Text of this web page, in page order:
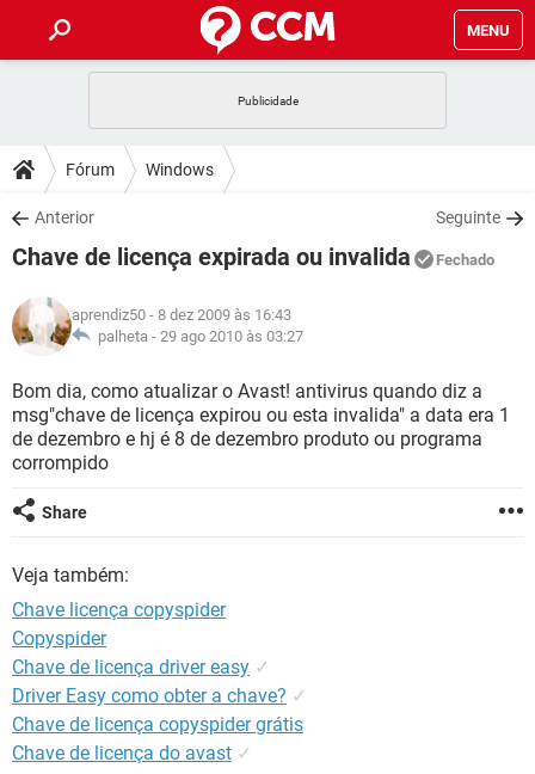
MENU
CELULAR
OUTLOOK
INSTAGRAM GMAIL
GUIA DE COMPRAS
DICAS
JOGOS
INSTAGRAM GMAIL
DOWNLOADS
JOGOS WHATSAPP
CELULAR
OUTLOOK EXCEL
INSTAGRAM GMAIL
GUIA DE COMPRAS
JOGOS WHATSAPP
OUTLOOK EXCEL
INSTAGRAM GMAIL
GLOSSÁRIO
JOGOS WHATSAPP
CELULAR FACEBOOK
OUTLOOK
INSTAGRAM
Fórum Windows
Anterior Seguinte
Chave de licença expirada ou invalida Fechado
aprendiz50 - 8 dez 2009 às 16:43
palheta - 29 ago 2010 às 03:27
Bom dia, como atualizar o Avast! antivirus quando diz a
msg"chave de licença expirou ou esta invalida" a data era 1
de dezembro e hj é 8 de dezembro produto ou programa
corrompido
Share
Veja também:
Chave licença copyspider
Copyspider
Chave de licença driver easy ✓
Driver Easy como obter a chave? ✓
Chave de licença copyspider grátis
Chave de licença do avast ✓